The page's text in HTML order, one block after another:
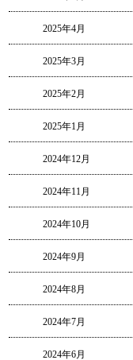
2025年4月
2025年3月
2025年2月
2025年1月
2024年12月
2024年11月
2024年10月
2024年9月
2024年8月
2024年7月
2024年6月